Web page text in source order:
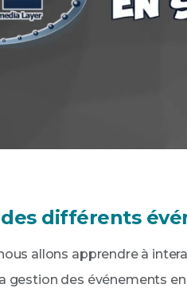
différents
allons apprendre à
gestion des événements en